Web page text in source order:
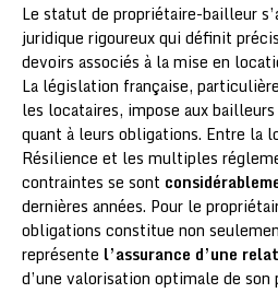
Le statut de propriétaire-bailleur
juridique rigoureux qui définit
devoirs associés à la mise en
La législation française,
les locataires, impose aux bailleurs
quant à leurs obligations. Entre la
Résilience et les multiples
contraintes se sont
dernières années. Pour le
obligations constitue non
représente l’assurance d’une
d’une valorisation optimale de